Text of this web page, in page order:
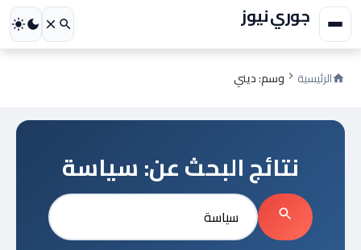
جوري نيوز
الرئيسية وسم: ديني
نتائج البحث عن:سياسة
بحث
عن:
بحث